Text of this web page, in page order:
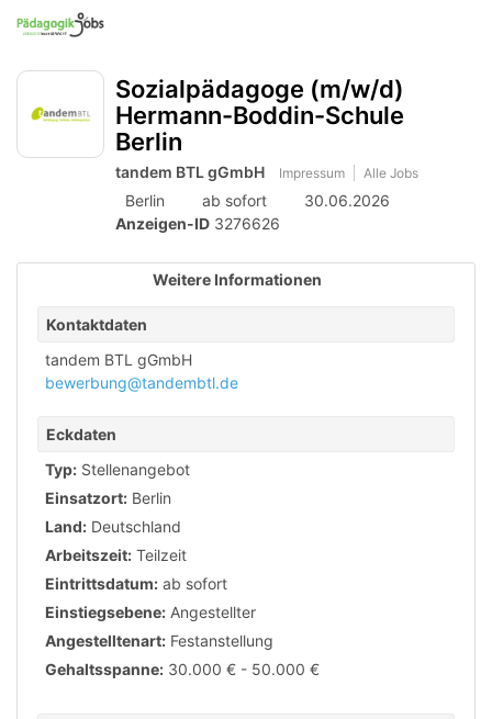
Accessibility
Modus
Navigation
Inhalt
von
mobilem
Endgerät
aus
Sozialpädagoge (m/w/d)
Hermann-Boddin-Schule
Berlin
tandem BTL gGmbH Impressum Alle Jobs
Berlin ab sofort
30.06.2026
Anzeigen-ID 3276626
Weitere Informationen
Kontaktdaten
tandem BTL gGmbH
bewerbung@tandembtl.de
Eckdaten
Typ: Stellenangebot
Einsatzort: Berlin
Land: Deutschland
Arbeitszeit: Teilzeit
Eintrittsdatum: ab sofort
Einstiegsebene: Angestellter
Angestelltenart: Festanstellung
Gehaltsspanne: 30.000 € - 50.000 €